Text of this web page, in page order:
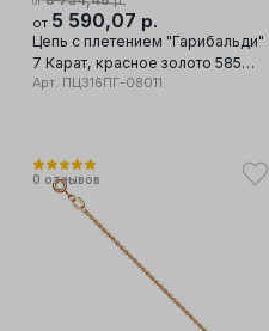
от 5 590,07 р.
Цепь с плетением "Гарибальди"
7 Карат, красное золото 585
проба
Арт. ПЦ316ПГ-08011
0 отзывов